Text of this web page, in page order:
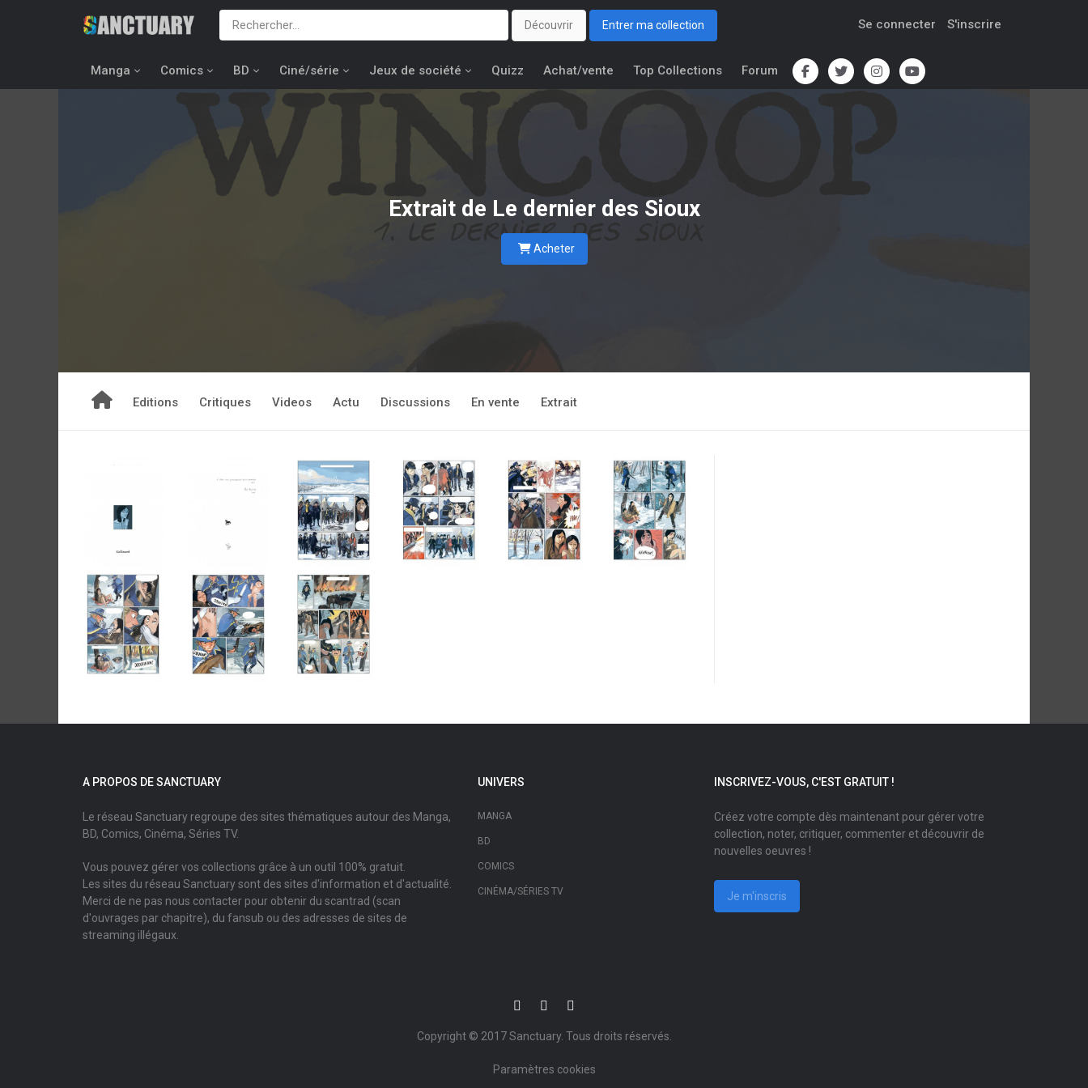
Découvrir Entrer ma collection Se connecter S'inscrire
Manga Comics BD Ciné/série Jeux de société Quizz Achat/vente Top Collections Forum
Extrait de Le dernier des Sioux
Acheter
Editions Critiques Videos Actu Discussions En vente Extrait
A PROPOS DE SANCTUARY
Le réseau Sanctuary regroupe des sites thématiques autour des Manga,
BD, Comics, Cinéma, Séries TV.
Vous pouvez gérer vos collections grâce à un outil 100% gratuit.
Les sites du réseau Sanctuary sont des sites d'information et d'actualité.
Merci de ne pas nous contacter pour obtenir du scantrad (scan
d'ouvrages par chapitre), du fansub ou des adresses de sites de
streaming illégaux.
UNIVERS
MANGA
BD
COMICS
CINÉMA/SÉRIES TV
INSCRIVEZ-VOUS, C'EST GRATUIT !
Créez votre compte dès maintenant pour gérer votre
collection, noter, critiquer, commenter et découvrir de
nouvelles oeuvres !
Je m'inscris
Copyright © 2017Sanctuary. Tous droits réservés.
Paramètres cookies